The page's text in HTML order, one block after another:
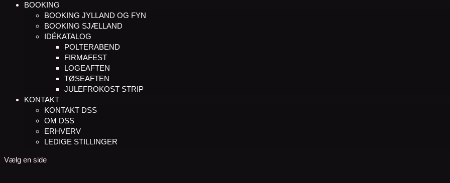
BOOKING
BOOKING JYLLAND OG FYN
BOOKING SJÆLLAND
IDÉKATALOG
POLTERABEND
FIRMAFEST
LOGEAFTEN
TØSEAFTEN
JULEFROKOST STRIP
KONTAKT
KONTAKT DSS
OM DSS
ERHVERV
LEDIGE STILLINGER
Vælg en side